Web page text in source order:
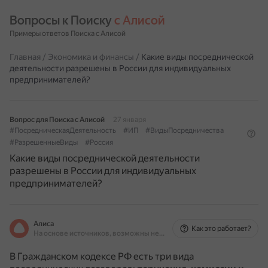
Вопросы к Поиску с Алисой
Примеры ответов Поиска с Алисой
Главная / Экономика и финансы / Какие виды посреднической
деятельности разрешены в России для индивидуальных
предпринимателей?
Вопрос для Поиска с Алисой
27 января
#ПосредническаяДеятельность
#ИП
#ВидыПосредничества
#РазрешенныеВиды
#Россия
Какие виды посреднической деятельности
разрешены в России для индивидуальных
предпринимателей?
Алиса
На основе источников, возможны неточности
Как это работает?
В Гражданском кодексе РФ есть три вида